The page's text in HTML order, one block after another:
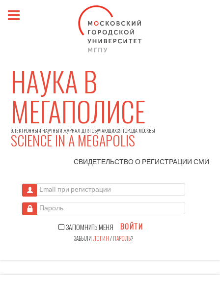
НАУКА В
МЕГАПОЛИСЕ
ЭЛЕКТРОННЫЙ НАУЧНЫЙ ЖУРНАЛ ДЛЯ ОБУЧАЮЩИХСЯ ГОРОДА МОСКВЫ
SCIENCE IN A MEGAPOLIS
СВИДЕТЕЛЬСТВО О РЕГИСТРАЦИИСМИ
Email при регистрации
Пароль
ЗАПОМНИТЬ МЕНЯ ВОЙТИ
ЗАБЫЛИ ЛОГИН/ПАРОЛЬ?